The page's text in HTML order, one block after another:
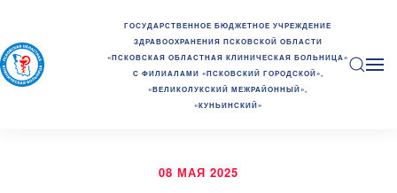
ГОСУДАРСТВЕННОЕ БЮДЖЕТНОЕ УЧРЕЖДЕНИЕ
ЗДРАВООХРАНЕНИЯ ПСКОВСКОЙ ОБЛАСТИ
«ПСКОВСКАЯ ОБЛАСТНАЯ КЛИНИЧЕСКАЯ БОЛЬНИЦА»
С ФИЛИАЛАМИ «ПСКОВСКИЙ ГОРОДСКОЙ»,
«ВЕЛИКОЛУКСКИЙ МЕЖРАЙОННЫЙ»,
«КУНЬИНСКИЙ»
08 МАЯ 2025